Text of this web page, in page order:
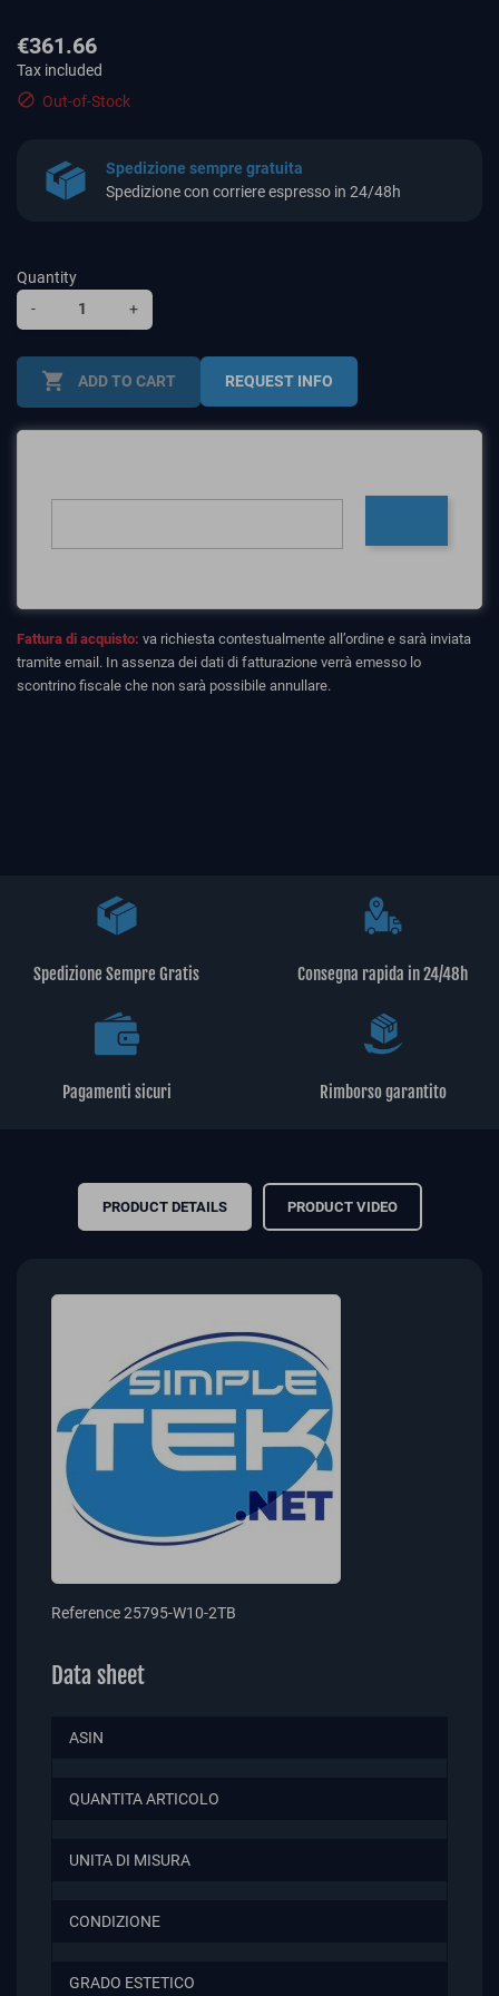
€361.66
Tax included
 Out-of-Stock
Spedizione sempre gratuita
Spedizione con corriere espresso in 24/48h
Quantity
-
+
shopping_cart ADD TO CART REQUEST INFO
Fattura di acquisto: va richiesta contestualmente all’ordine e sarà inviata
tramite email. In assenza dei dati di fatturazione verrà emesso lo
scontrino fiscale che non sarà possibile annullare.
Spedizione Sempre Gratis Consegna rapida in 24/48h
Pagamenti sicuri Rimborso garantito
PRODUCT DETAILS PRODUCT VIDEO
Reference25795-W10-2TB
Data sheet
ASIN
QUANTITA ARTICOLO
UNITA DI MISURA
CONDIZIONE
GRADO ESTETICO